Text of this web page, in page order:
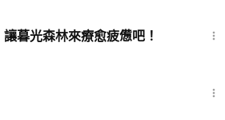
暮光森林來療愈疲憊吧！